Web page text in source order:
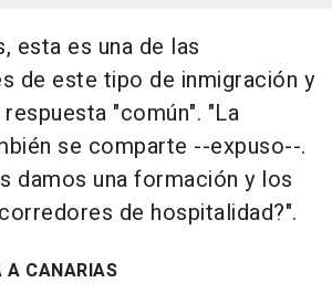
esta es una de las
de este tipo de inmigración y
"común". "La
se comparte --expuso--.
damos una formación y los
de hospitalidad?".
A CANARIAS